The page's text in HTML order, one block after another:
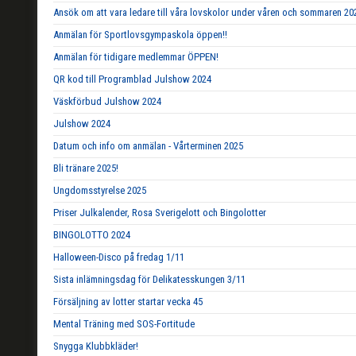
Ansök om att vara ledare till våra lovskolor under våren och sommaren
Anmälan för Sportlovsgympaskola öppen!!
Anmälan för tidigare medlemmar ÖPPEN!
QR kod till Programblad Julshow 2024
Väskförbud Julshow 2024
Julshow 2024
Datum och info om anmälan - Vårterminen 2025
Bli tränare 2025!
Ungdomsstyrelse 2025
Priser Julkalender, Rosa Sverigelott och Bingolotter
BINGOLOTTO 2024
Halloween-Disco på fredag 1/11
Sista inlämningsdag för Delikatesskungen 3/11
Försäljning av lotter startar vecka 45
Mental Träning med SOS-Fortitude
Snygga Klubbkläder!